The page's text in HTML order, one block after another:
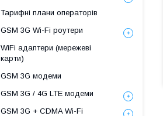
Тарифні плани операторів
GSM 3G Wi-Fi роутери
WiFi адаптери (мережеві
карти)
GSM 3G модеми
GSM 3G / 4G LTE модеми
GSM 3G + CDMA Wi-Fi